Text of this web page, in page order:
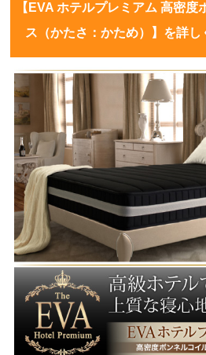
【EVA ホテルプレミアム 高密
ス（かたさ：かため）】を詳し